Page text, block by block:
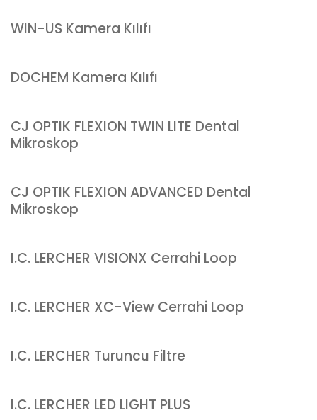
WIN-US Kamera Kılıfı
DOCHEM Kamera Kılıfı
CJ OPTIK FLEXION TWIN LITE Dental
Mikroskop
CJ OPTIK FLEXION ADVANCED Dental
Mikroskop
I.C. LERCHER VISIONX Cerrahi Loop
I.C. LERCHER XC-View Cerrahi Loop
I.C. LERCHER Turuncu Filtre
I.C. LERCHER LED LIGHT PLUS